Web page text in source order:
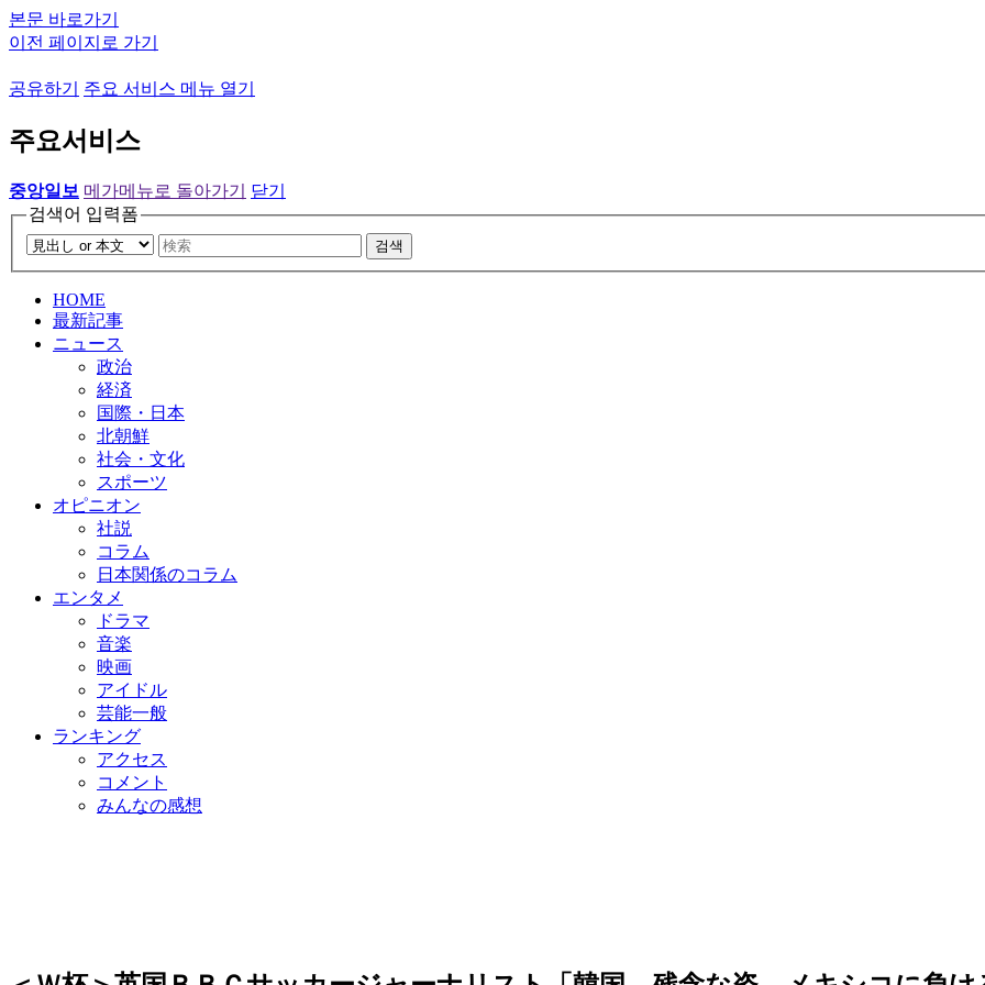
본문 바로가기
이전 페이지로 가기
공유하기 주요 서비스 메뉴 열기
주요서비스
중앙일보 메가메뉴로 돌아가기
닫기
검색어 입력폼
검색
HOME
最新記事
ニュース
政治
経済
国際・日本
北朝鮮
社会・文化
スポーツ
オピニオン
社説
コラム
日本関係のコラム
エンタメ
ドラマ
音楽
映画
アイドル
芸能一般
ランキング
アクセス
コメント
みんなの感想